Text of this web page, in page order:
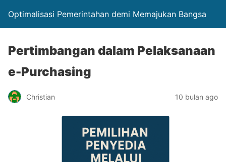
Optimalisasi Pemerintahan demi Memajukan Bangsa
Pertimbangan dalam Pelaksanaan
e-Purchasing
Christian 10 bulan ago